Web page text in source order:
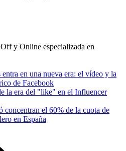
y Online especializada en
en una nueva era: el vídeo y la
de Facebook
la era del "like" en el Influencer
el 60% de la cuota de
en España